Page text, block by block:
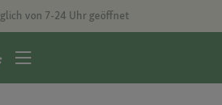
von 7-24 Uhr geöffnet